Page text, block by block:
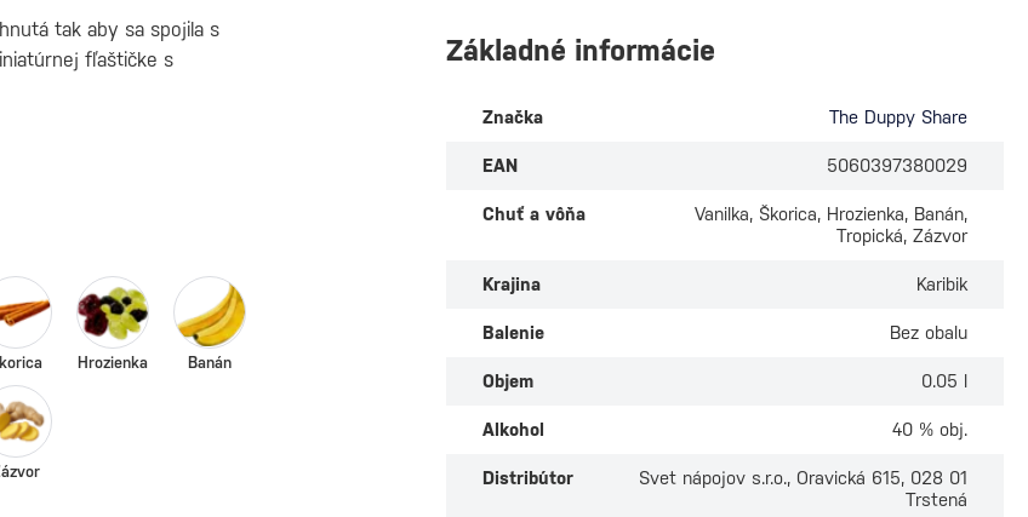
tak aby sa spojila s
fľaštičke s
Hrozienka Banán
Základné informácie
Značka The Duppy Share
EAN 5060397380029
Chuť a vôňa
Vanilka, Škorica, Hrozienka, Banán,
Tropická, Zázvor
Krajina Karibik
Balenie Bez obalu
Objem 0.05 l
Alkohol 40 % obj.
Distribútor
Svet nápojov s.r.o., Oravická 615, 028 01
Trstená